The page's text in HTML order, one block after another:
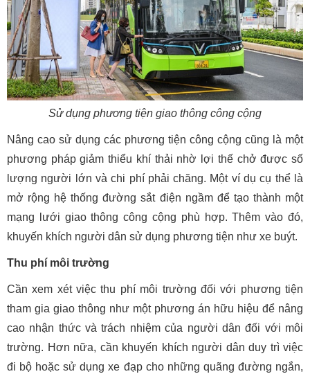
Sử dụng phương tiện giao thông công cộng
Nâng cao sử dụng các phương tiện công cộng cũng là một
phương pháp giảm thiểu khí thải nhờ lợi thế chở được số
lượng người lớn và chi phí phải chăng. Một ví dụ cụ thể là
mở rộng hệ thống đường sắt điện ngầm để tạo thành một
mạng lưới giao thông công cộng phù hợp. Thêm vào đó,
khuyến khích người dân sử dụng phương tiện như xe buýt.
Thu phí môi trường
Cần xem xét việc thu phí môi trường đối với phương tiện
tham gia giao thông như một phương án hữu hiệu để nâng
cao nhận thức và trách nhiệm của người dân đối với môi
trường. Hơn nữa, cần khuyến khích người dân duy trì việc
đi bộ hoặc sử dụng xe đạp cho những quãng đường ngắn,